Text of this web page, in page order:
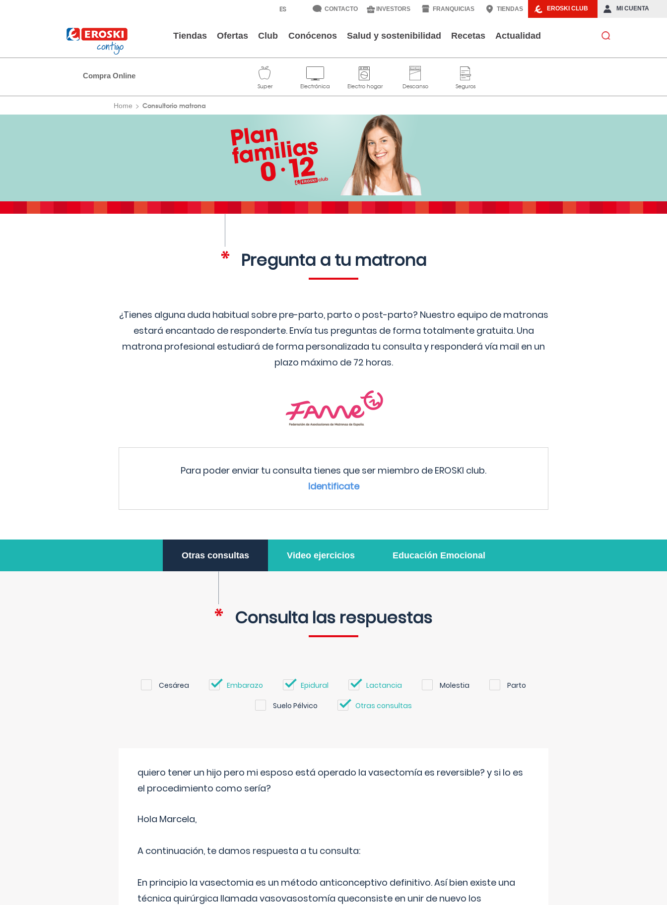
EROSKI CLUB MI CUENTA
CONTACTO INVESTORS FRANQUICIAS TIENDAS
Tiendas Ofertas Club Conócenos Salud y sostenibilidad Recetas Actualidad
Compra Online
Home Consultorio matrona
Pregunta a tu matrona
¿Tienes alguna duda habitual sobre pre-parto, parto o post-parto? Nuestro equipo de matronas
estará encantado de responderte. Envía tus preguntas de forma totalmente gratuita. Una
matrona profesional estudiará de forma personalizada tu consulta y responderá vía mail en un
plazo máximo de 72 horas.
Para poder enviar tu consulta tienes que ser miembro de EROSKI club.
Identificate
Otras consultas Video ejercicios Educación Emocional
Consulta las respuestas
Cesárea Embarazo Epidural Lactancia Molestia Parto
Suelo Pélvico Otras consultas
quiero tener un hijo pero mi esposo está operado la vasectomía es reversible? y si lo es
el procedimiento como sería?
Hola Marcela,
A continuación, te damos respuesta a tu consulta:
En principio la vasectomia es un método anticonceptivo definitivo. Así bien existe una
técnica quirúrgica llamada vasovasostomía queconsiste en unir de nuevo los